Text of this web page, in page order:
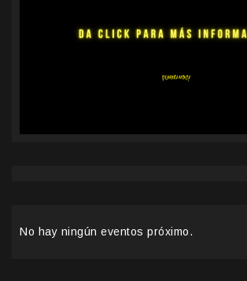
No hay ningún eventos próximo.